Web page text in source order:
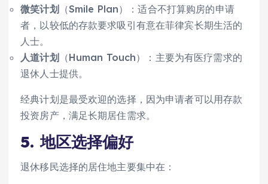
微笑计划
（Smile Plan）：适合不打算购房的申请
者，以较低的存款要求吸引有意在菲律宾长期生活的
人士。
人道计划
（Human Touch）：主要为有医疗需求的
退休人士提供。
经典计划是最受欢迎的选择，因为申请者可以用存款
投资房产，满足长期居住需求。
5. 地区选择偏好
退休移民选择的居住地主要集中在：